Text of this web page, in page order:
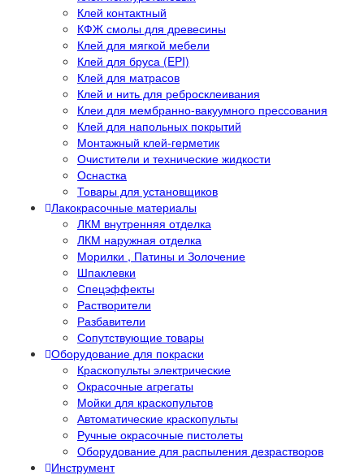
Клей контактный
КФЖ смолы для древесины
Клей для мягкой мебели
Клей для бруса (EPI)
Клей для матрасов
Клей и нить для ребросклеивания
Клеи для мембранно-вакуумного прессования
Клей для напольных покрытий
Монтажный клей-герметик
Очистители и технические жидкости
Оснастка
Товары для установщиков
Лакокрасочные материалы
ЛКМ внутренняя отделка
ЛКМ наружная отделка
Морилки , Патины и Золочение
Шпаклевки
Спецэффекты
Растворители
Разбавители
Сопутствующие товары
Оборудование для покраски
Краскопульты электрические
Окрасочные агрегаты
Мойки для краскопультов
Автоматические краскопульты
Ручные окрасочные пистолеты
Оборудование для распыления дезрастворов
Инструмент